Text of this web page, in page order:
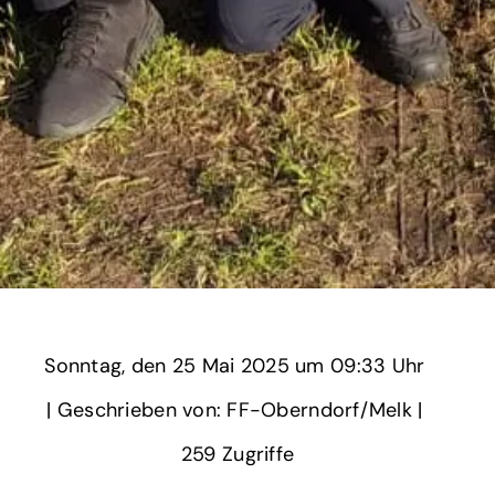
Sonntag,
‎| Geschrieben von: FF-Oberndorf/Melk | ‎
259‏‏‎ ‎Zugriffe